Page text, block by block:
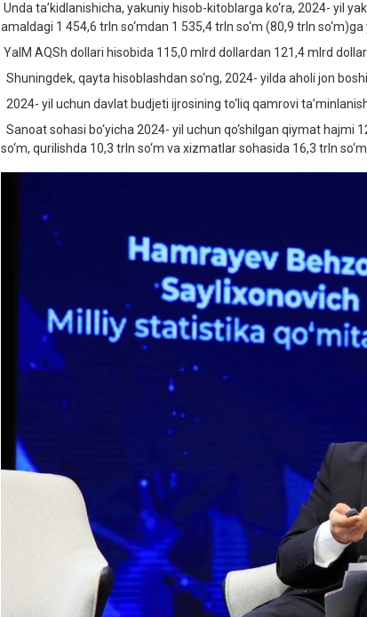
Unda ta’kidlanishicha, yakuniy hisob-kitoblarga ko‘ra, 2024- yil
amaldagi 1 454,6 trln so‘mdan 1 535,4 trln so‘m (80,9 trln so‘m)ga
YaIM AQSh dollari hisobida 115,0 mlrd dollardan 121,4 mlrd
Shuningdek, qayta hisoblashdan so‘ng, 2024- yilda aholi jon
2024- yil uchun davlat budjeti ijrosining to‘liq qamrovi
Sanoat sohasi bo‘yicha 2024- yil uchun qo‘shilgan qiymat hajmi
so‘m, qurilishda 10,3 trln so‘m va xizmatlar sohasida 16,3 trln